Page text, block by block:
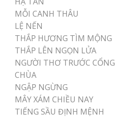
MỖI CANH THÂU
LỆ NẾN
THẮP HƯƠNG TÌM MỘNG
THẮP LÊN NGỌN LỬA
NGƯỜI THƠ TRƯỚC CỔNG
CHÙA
NGẬP NGỪNG
MÂY XÁM CHIỀU NAY
TIẾNG SẦU ĐỊNH MỆNH